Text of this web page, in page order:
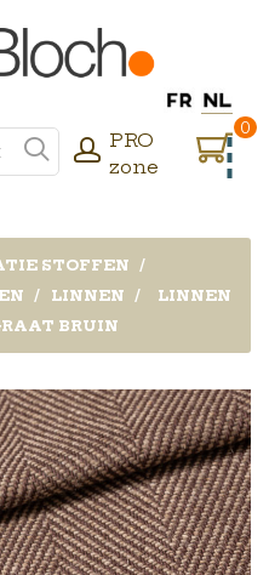
PRO
zone
0
STOFFEN
LINNEN
LINNEN
BRUIN